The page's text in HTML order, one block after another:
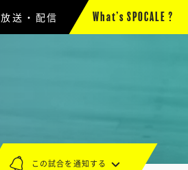
放送・配信 What’s SPOCALE ?
この試合を通知する